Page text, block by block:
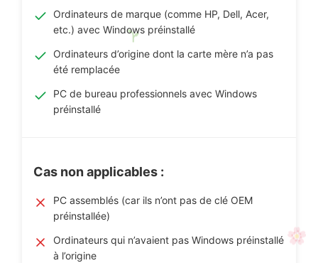
Ordinateurs de marque (comme HP, Dell, Acer,
etc.) avec Windows préinstallé
Ordinateurs d’origine dont la carte mère n’a pas
été remplacée
PC de bureau professionnels avec Windows
préinstallé
Cas non applicables :
PC assemblés (car ils n’ont pas de clé OEM
préinstallée)
Ordinateurs qui n’avaient pas Windows préinstallé
à l’origine